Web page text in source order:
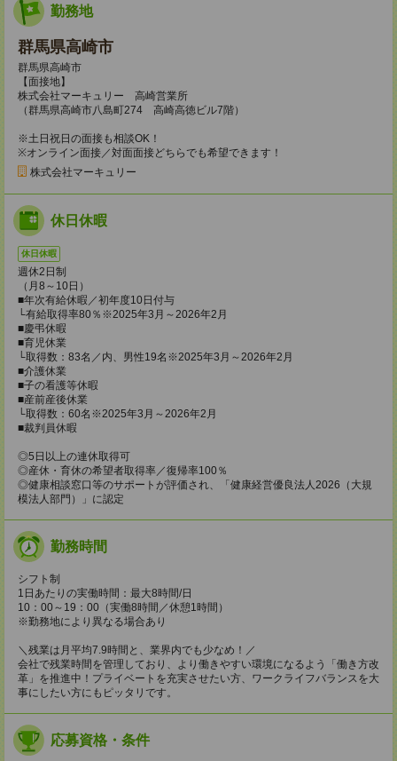
勤務地
群馬県高崎市
群馬県高崎市
【面接地】
株式会社マーキュリー 高崎営業所
（群馬県高崎市八島町274 高崎高徳ビル7階）
※土日祝日の面接も相談OK！
※オンライン面接／対面面接どちらでも希望できます！
株式会社マーキュリー
休日休暇
休日休暇
週休2日制
（月8～10日）
■年次有給休暇／初年度10日付与
└有給取得率80％※2025年3月～2026年2月
■慶弔休暇
■育児休業
└取得数：83名／内、男性19名※2025年3月～2026年2月
■介護休業
■子の看護等休暇
■産前産後休業
└取得数：60名※2025年3月～2026年2月
■裁判員休暇
◎5日以上の連休取得可
◎産休・育休の希望者取得率／復帰率100％
◎健康相談窓口等のサポートが評価され、「健康経営優良法人2026（大規
模法人部門）」に認定
勤務時間
シフト制
1日あたりの実働時間：最大8時間/日
10：00～19：00（実働8時間／休憩1時間）
※勤務地により異なる場合あり
＼残業は月平均7.9時間と、業界内でも少なめ！／
会社で残業時間を管理しており、より働きやすい環境になるよう「働き方改
革」を推進中！プライベートを充実させたい方、ワークライフバランスを大
事にしたい方にもピッタリです。
応募資格・条件